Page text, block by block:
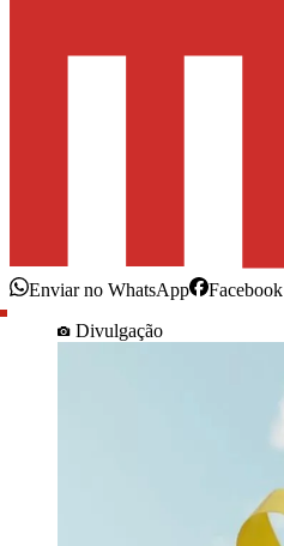
Enviar no WhatsApp Facebook
Divulgação